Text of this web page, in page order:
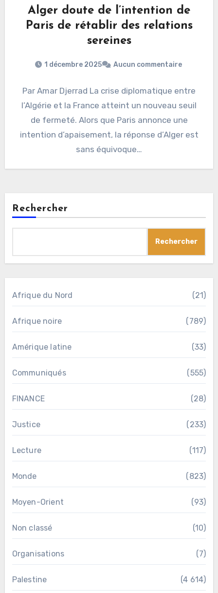
Alger doute de l’intention de
Paris de rétablir des relations
sereines
1 décembre 2025 Aucun commentaire
Par Amar Djerrad La crise diplomatique entre
l’Algérie et la France atteint un nouveau seuil
de fermeté. Alors que Paris annonce une
intention d’apaisement, la réponse d’Alger est
sans équivoque…
Rechercher
Rechercher
Afrique du Nord (21)
Afrique noire (789)
Amérique latine (33)
Communiqués (555)
FINANCE (28)
Justice (233)
Lecture (117)
Monde (823)
Moyen-Orient (93)
Non classé (10)
Organisations (7)
Palestine (4 614)